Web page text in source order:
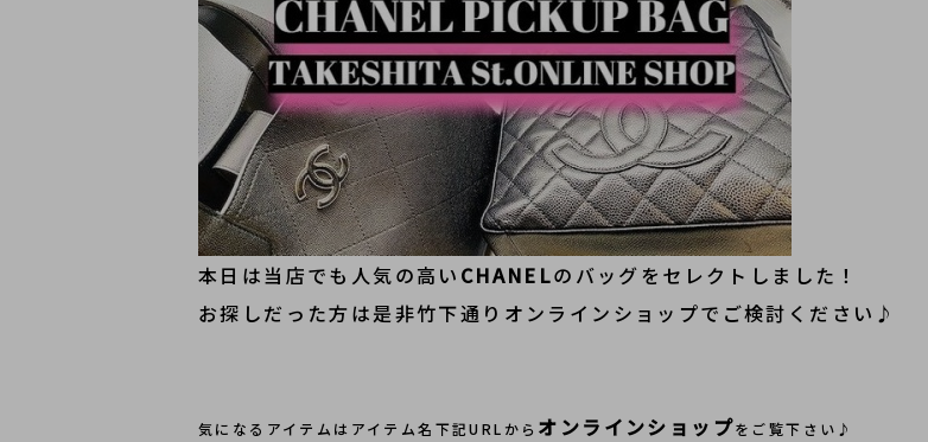
本日は当店でも人気の高い CHANELのバッグをセレクトしました！
お探しだった方は是非竹下通りオンラインショップでご検討ください♪
気になるアイテムはアイテム名下記URLから オンラインショップをご覧下さい♪